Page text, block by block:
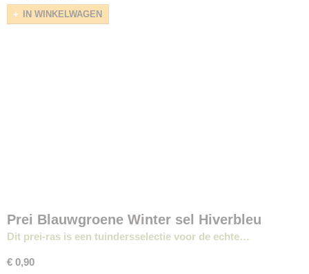
IN WINKELWAGEN
Prei Blauwgroene Winter sel Hiverbleu
Dit prei-ras is een tuindersselectie voor de echte…
€ 0,90